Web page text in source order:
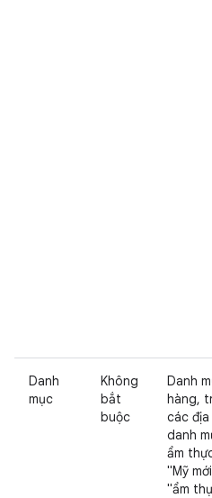
Danh
mục
Không
bắt
buộc
Danh
hàng,
các địa
danh
ẩm
"Mỹ
"ẩm